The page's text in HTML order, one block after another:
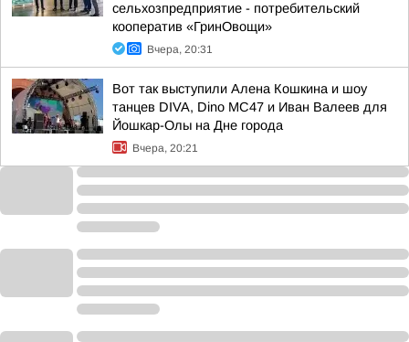
сельхозпредприятие - потребительский
кооператив «ГринОвощи»
Вчера, 20:31
Вот так выступили Алена Кошкина и шоу
танцев DIVA, Dino MC47 и Иван Валеев для
Йошкар-Олы на Дне города
Вчера, 20:21